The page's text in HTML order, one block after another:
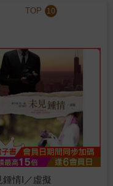
TOP 10
鍾情I／虛擬